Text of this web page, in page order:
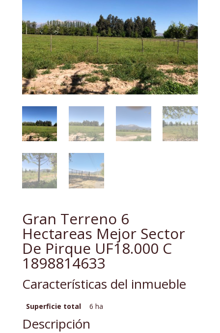
Gran Terreno 6
Hectareas Mejor Sector
De Pirque UF18.000 C
1898814633
Características del inmueble
Superficie total 6 ha
Descripción